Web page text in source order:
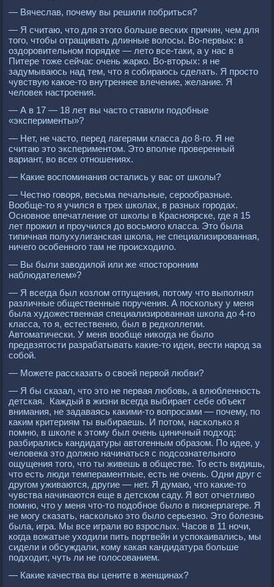
— Вячеслав, почему вы решили побриться?
— Я считаю, что для этого больше веских причин, чем для
того, чтобы отращивать длинные волосы. Во-первых: в
оздоровительном порядке — лето все-таки, а у нас в
Питере тоже сейчас очень жарко. Во-вторых: я не
задумываюсь над тем, что я собираюсь сделать. Я просто
чувствую какое-то внутреннее влечение, желание. Я
человек настроения.
— А в 17 — 18 лет вы часто ставили подобные
«эксперименты»?
— Нет, не часто, перед лагерями класса до 8-го. Я не
считаю это экспериментом. Это вполне проверенный
вариант, во всех отношениях.
— Какие воспоминания остались у вас от школы?
— Честно говоря, весьма печальные, серообразные.
Вообще-то я учился в трех школах, в разных городах.
Основное впечатление от школы в Красноярске, где я 15
лет прожил и проучился до восьмого класса. Это была
типичная полухулиганская школа, не специализированная,
ничего особенного там не происходило.
— Вы были заводилой или же «посторонним
наблюдателем»?
— Я всегда был козлом отпущения, потому что выполнял
различные общественные поручения. А поскольку у меня
была художественная специализированная школа до 4-го
класса, то я, естественно, был в редколлегии.
Автоматически. У меня вообще никогда не было
предвзятости разрабатывать какие-то идеи, вести народ за
собой.
— Можете рассказать о своей первой любви?
— Я бы сказал, что это не первая любовь, а влюбленность
детская. Каждый в жизни всегда выбирает себе объект
внимания, не задаваясь какими-то вопросами — почему, по
каким критериям ты выбираешь. И потом, насколько я
помню, в школе к этому был очень циничный подход:
разбирались кандидатуры автогенным образом. По идее, у
человека это должно начинаться с подсознательного
ощущения того, что ты живешь в обществе. То есть видишь,
что есть люди темпераментные, есть не очень. Одни друг с
другом уживаются, другие — нет. Я думаю, что какие-то
чувства начинаются еще в детском саду. Я вот отчетливо
помню, что у меня что-то подобное было в пионерлагере. Я
не могу сказать, насколько это было серьезно. Это болезнь
была, игра. Мы все играли во взрослых. Часов в 11 ночи,
когда вожатые уходили пить портвейн и успокаивались, мы
сидели и обсуждали, кому какая кандидатура больше
подходит, чуть ли не голосованием.
— Какие качества вы цените в женщинах?